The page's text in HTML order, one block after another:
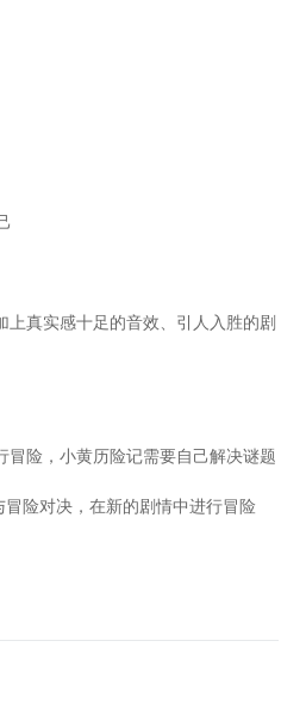
真实感十足的音效、引人入胜的剧
险，小黄历险记需要自己解决谜题
险对决，在新的剧情中进行冒险